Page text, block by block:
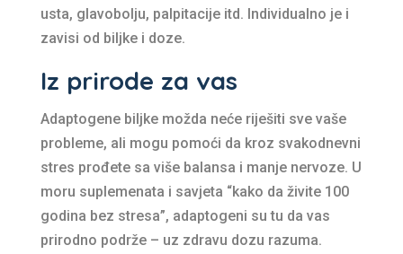
usta, glavobolju, palpitacije itd. Individualno je i
zavisi od biljke i doze.
Iz prirode za vas
Adaptogene biljke možda neće riješiti sve vaše
probleme, ali mogu pomoći da kroz svakodnevni
stres prođete sa više balansa i manje nervoze. U
moru suplemenata i savjeta “kako da živite 100
godina bez stresa”, adaptogeni su tu da vas
prirodno podrže – uz zdravu dozu razuma.